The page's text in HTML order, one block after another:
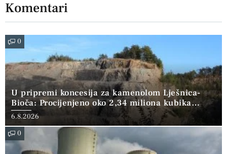
Komentari
0
U pripremi koncesija za kamenolom Lješnica-
Bioča: Procijenjeno oko 2,34 miliona kubika
kamena
6.8.2026
0